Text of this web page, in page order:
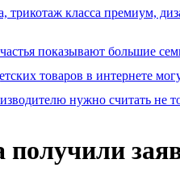
трикотаж класса премиум,
показывают большие
товаров в интернете
нужно считать не